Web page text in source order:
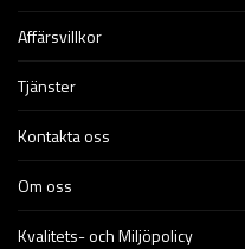
Affärsvillkor
Tjänster
Kontakta oss
Om oss
Kvalitets- och Miljöpolicy